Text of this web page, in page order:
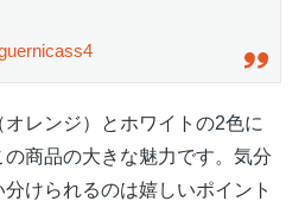
レンジ）とホワイトの2色に
商品の大きな魅力です。気分
けられるのは嬉しいポイント